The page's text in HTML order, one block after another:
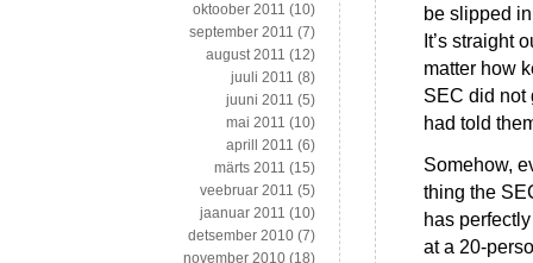
be slipped
It’s straight
matter how
SEC did not
had told
Somehow,
thing the
has
at a 20-
oktoober 2011 (10)
september 2011 (7)
august 2011 (12)
juuli 2011 (8)
juuni 2011 (5)
mai 2011 (10)
aprill 2011 (6)
märts 2011 (15)
veebruar 2011 (5)
jaanuar 2011 (10)
detsember 2010 (7)
november 2010 (18)